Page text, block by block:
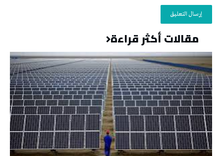
مقالات أكثر قراءة